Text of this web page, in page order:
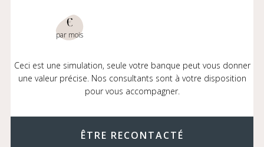
€
par mois
Ceci est une simulation, seule votre banque peut vous donner
une valeur précise. Nos consultants sont à votre disposition
pour vous accompagner.
ÊTRE RECONTACTÉ